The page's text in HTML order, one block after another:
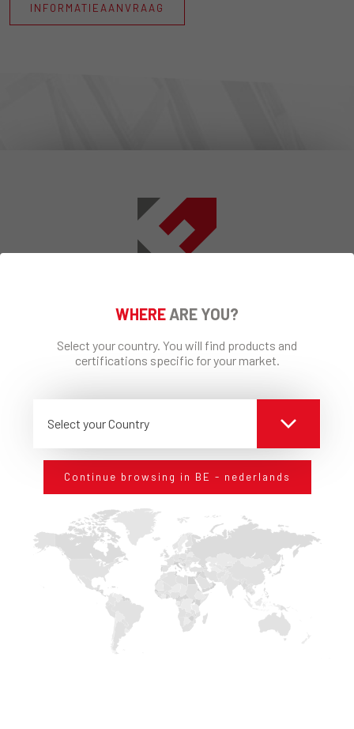
INFORMATIEAANVRAAG
BLIJF IN CONTACT MET ONS
nieuwigheden te ontvangen
Ik sta de behandeling van mijn persoonlijke
gegevens toe* Persoonsgegevens
AANMELDEN
WHERE ARE YOU?
Select your country. You will find products and
certifications specific for your market.
Select your Country
Continue browsing in BE - nederlands